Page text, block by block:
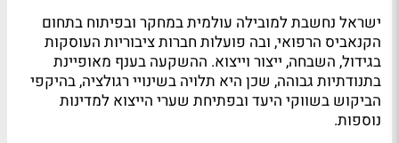
ישראל נחשבת למובילה עולמית במחקר ובפיתוח בתחום
הקנאביס הרפואי, ובה פועלות חברות ציבוריות העוסקות
בגידול, השבחה, ייצור וייצוא. ההשקעה בענף מאופיינת
בתנודתיות גבוהה, שכן היא תלויה בשינויי רגולציה, בהיקפי
הביקוש בשווקי היעד ובפתיחת שערי הייצוא למדינות
נוספות.